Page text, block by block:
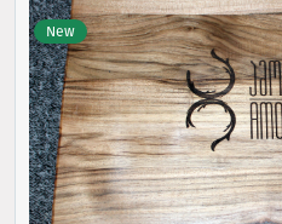
New